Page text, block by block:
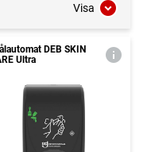
Visa
DEB SKIN
Ultra